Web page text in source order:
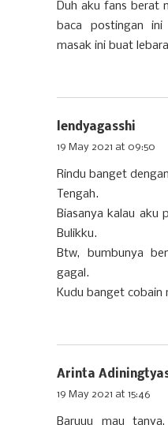
Duh aku fans berat
baca postingan ini
masak ini buat
lendyagasshi
19 May 2021 at 09:50
Rindu banget
Tengah.
Biasanya kalau aku
Bulikku.
Btw, bumbunya
gagal.
Kudu banget cobain
Arinta
19 May 2021 at 15:46
Baruuu mau